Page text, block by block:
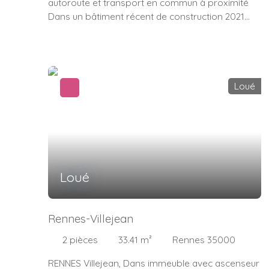
Dans un bâtiment récent de construction 2021
Climatisation réversible - Store électrique BSO -
Mobilier contemporain - Charges comprenant:
Eau, Electricité et Internet 'Fibre' - Parking
euros HT + 50€ euros de charges) Honoraires :
10% ttc (loyer + charges annuel ) à charge du
preneur Dépôt de garantie : Un mois loyer sans
Loué
Loué
Rennes-Villejean
2 pièces 33.41 m²
Rennes 35000
RENNES Villejean, Dans immeuble avec ascenseur